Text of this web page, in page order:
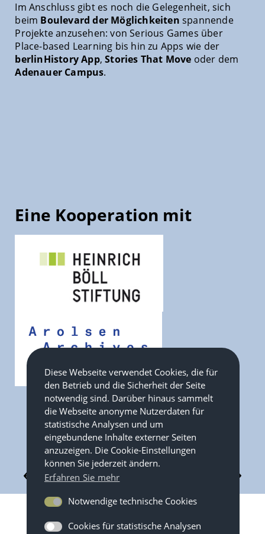
Im Anschluss gibt es noch die Gelegenheit, sich
beim Boulevard der Möglichkeiten spannende
Projekte anzusehen: von Serious Games über
Place-based Learning bis hin zu Apps wie der
berlinHistory App,Stories That Move oder dem
Adenauer Campus.
Eine Kooperation mit
Themenverbund
Diese Webseite verwendet Cookies, die für
den Betrieb und die Sicherheit der Seite
notwendig sind. Darüber hinaus sammelt
die Webseite anonyme Nutzerdaten für
statistische Analysen und um
eingebundene Inhalte externer Seiten
anzuzeigen. Die Cookie-Einstellungen
können Sie jederzeit ändern.
Erfahren Sie mehr
Notwendige technische Cookies
Cookies für statistische Analysen